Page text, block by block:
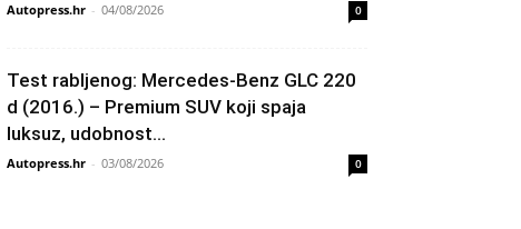
Autopress.hr - 04/08/2026 0
Test rabljenog: Mercedes-Benz GLC 220
d (2016.) – Premium SUV koji spaja
luksuz, udobnost...
Autopress.hr - 03/08/2026 0